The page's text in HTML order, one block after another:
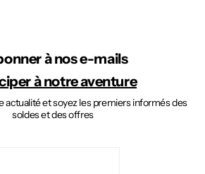
à nos e-mails
à notre aventure
actualité et soyez les premiers informés des
soldes et des offres